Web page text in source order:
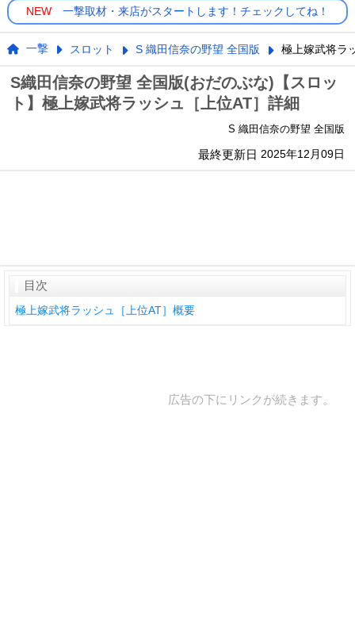
NEW 一撃取材・来店がスタートします！チェックしてね！
一撃 スロット S 織田信奈の野望 全国版 極上嫁武将ラ
S織田信奈の野望 全国版(おだのぶな)【スロッ
ト】極上嫁武将ラッシュ［上位AT］詳細
S 織田信奈の野望 全国版
最終更新日 2025年12月09日
目次
極上嫁武将ラッシュ［上位AT］概要
広告の下にリンクが続きます。